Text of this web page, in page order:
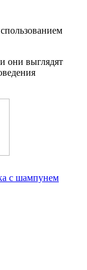
они выглядят
с шампунем